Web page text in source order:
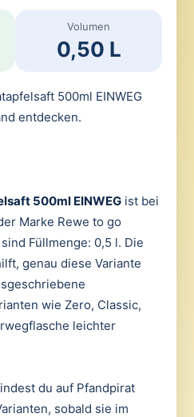
Volumen
0,50 L
500ml EINWEG
entdecken.
500ml EINWEGist bei
Marke Rewe to go
Füllmenge: 0,5 l. Die
genau diese Variante
wie Zero, Classic,
leichter
du auf Pfandpirat
sobald sie im